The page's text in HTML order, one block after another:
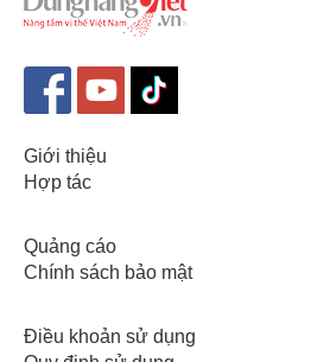
Giới thiệu
Hợp tác
Quảng cáo
Chính sách bảo mật
Điều khoản sử dụng